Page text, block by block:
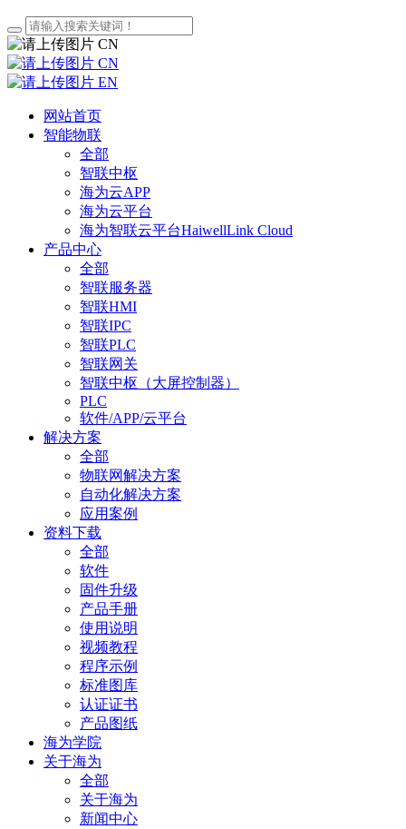
CN
CN
EN
网站首页
智能物联
全部
智联中枢
海为云APP
海为云平台
海为智联云平台HaiwellLink Cloud
产品中心
全部
智联服务器
智联HMI
智联IPC
智联PLC
智联网关
智联中枢（大屏控制器）
PLC
软件/APP/云平台
解决方案
全部
物联网解决方案
自动化解决方案
应用案例
资料下载
全部
软件
固件升级
产品手册
使用说明
视频教程
程序示例
标准图库
认证证书
产品图纸
海为学院
关于海为
全部
关于海为
新闻中心